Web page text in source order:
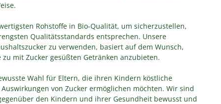
Rohstoffe in Bio-Qualität, um sicherzustellen,
Qualitätsstandards entsprechen. Unsere
zu verwenden, basiert auf dem Wunsch,
mit Zucker gesüßten Getränken anzubieten.
Wahl für Eltern, die ihren Kindern köstliche
von Zucker ermöglichen möchten. Wir sind
den Kindern und ihrer Gesundheit bewusst und